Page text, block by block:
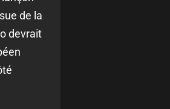
de la
devrait